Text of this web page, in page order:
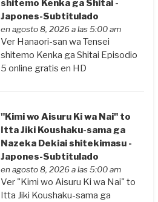
shitemo Kenka ga Shitai -
Japones-Subtitulado
en agosto 8, 2026 a las 5:00 am
Ver Hanaori-san wa Tensei
shitemo Kenka ga Shitai Episodio
5 online gratis en HD
"Kimi wo Aisuru Ki wa Nai" to
Itta Jiki Koushaku-sama ga
Nazeka Dekiai shitekimasu -
Japones-Subtitulado
en agosto 8, 2026 a las 5:00 am
Ver "Kimi wo Aisuru Ki wa Nai" to
Itta Jiki Koushaku-sama ga